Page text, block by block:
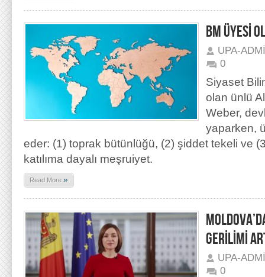
BM ÜYESİ
UPA-
0
Siyaset
olan ünlü
Weber,
yaparken,
eder: (1) toprak bütünlüğü, (2) şiddet tekeli ve
katılıma dayalı meşruiyet.
Read More »
GERİLİMİ
UPA-
0